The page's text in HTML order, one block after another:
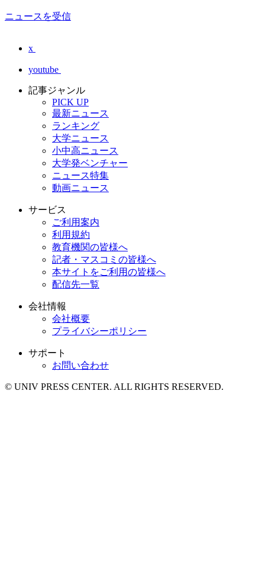
ニュースを受信
x
youtube
記事ジャンル
PICK UP
最新ニュース
ランキング
大学ニュース
小中高ニュース
大学発ベンチャー
ニュース特集
動画ニュース
サービス
ご利用案内
利用規約
教育機関の皆様へ
記者・マスコミの皆様へ
本サイトをご利用の皆様へ
配信先一覧
会社情報
会社概要
プライバシーポリシー
サポート
お問い合わせ
© UNIV PRESS CENTER. ALL RIGHTS RESERVED.